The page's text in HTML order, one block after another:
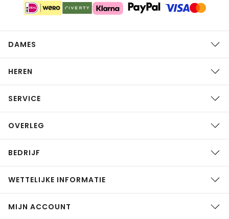
DAMES
HEREN
SERVICE
OVERLEG
BEDRIJF
WETTELIJKE INFORMATIE
MIJN ACCOUNT